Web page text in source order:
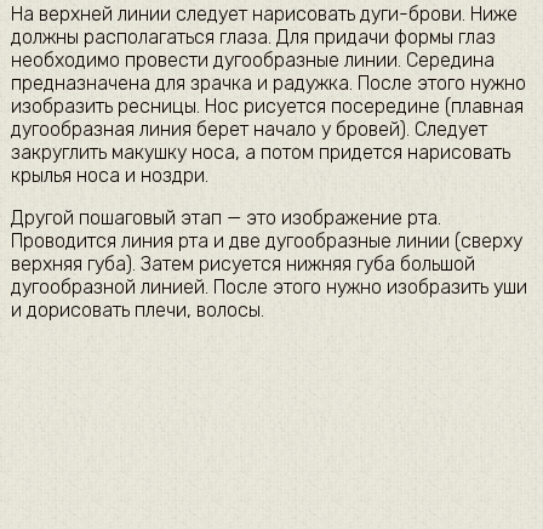
На верхней линии следует нарисовать дуги-брови. Ниже
должны располагаться глаза. Для придачи формы глаз
необходимо провести дугообразные линии. Середина
предназначена для зрачка и радужка. После этого нужно
изобразить ресницы. Нос рисуется посередине (плавная
дугообразная линия берет начало у бровей). Следует
закруглить макушку носа, а потом придется нарисовать
крылья носа и ноздри.
Другой пошаговый этап — это изображение рта.
Проводится линия рта и две дугообразные линии (сверху
верхняя губа). Затем рисуется нижняя губа большой
дугообразной линией. После этого нужно изобразить уши
и дорисовать плечи, волосы.